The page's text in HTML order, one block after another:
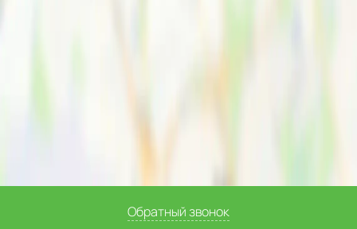
Обратный звонок